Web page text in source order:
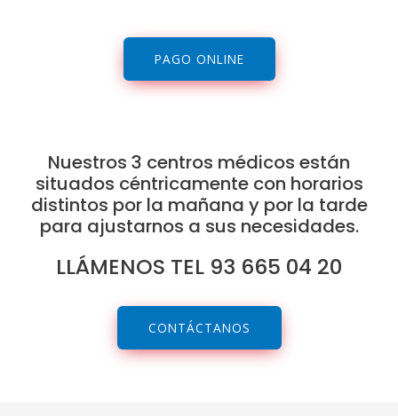
PAGO ONLINE
Nuestros 3 centros médicos están
situados céntricamente con horarios
distintos por la mañana y por la tarde
para ajustarnos a sus necesidades.
LLÁMENOS TEL 93 665 04 20
CONTÁCTANOS